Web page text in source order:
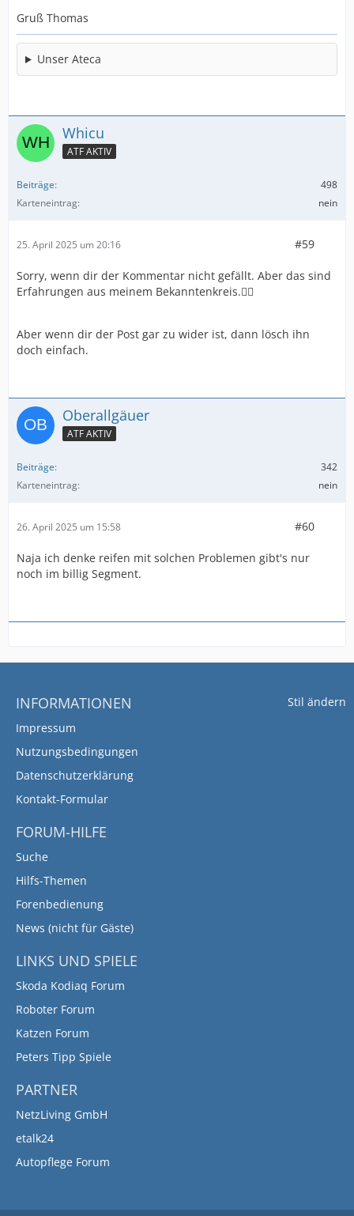
Gruß Thomas
Unser Ateca
Whicu
ATF AKTIV
Beiträge
498
Karteneintrag
nein
25. April 2025 um 20:16 #59
Sorry, wenn dir der Kommentar nicht gefällt. Aber das sind
Erfahrungen aus meinem Bekanntenkreis.🤷‍♂️
Aber wenn dir der Post gar zu wider ist, dann lösch ihn
doch einfach.
Oberallgäuer
ATF AKTIV
Beiträge
342
Karteneintrag
nein
26. April 2025 um 15:58 #60
Naja ich denke reifen mit solchen Problemen gibt's nur
noch im billig Segment.
Stil ändern
INFORMATIONEN
Impressum
Nutzungsbedingungen
Datenschutzerklärung
Kontakt-Formular
FORUM-HILFE
Suche
Hilfs-Themen
Forenbedienung
News (nicht für Gäste)
LINKS UND SPIELE
Skoda Kodiaq Forum
Roboter Forum
Katzen Forum
Peters Tipp Spiele
PARTNER
NetzLiving GmbH
etalk24
Autopflege Forum